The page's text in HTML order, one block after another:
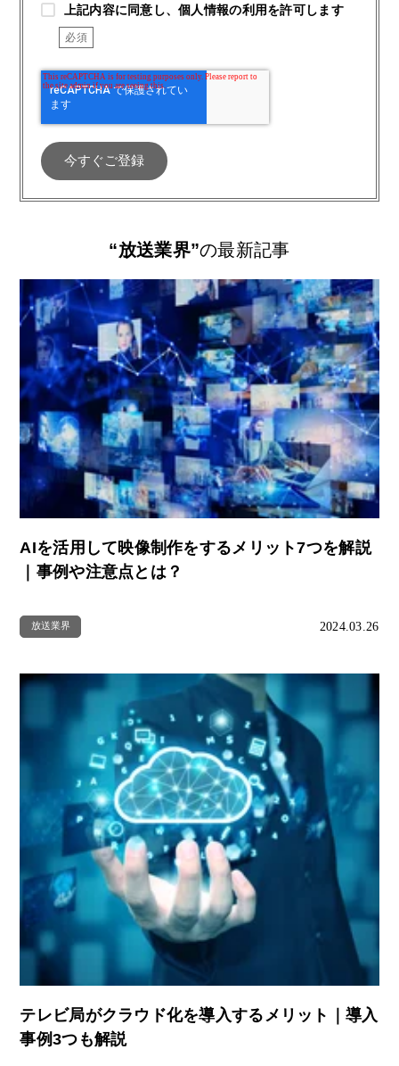
上記内容に同意し、個人情報の利用を許可します
“放送業界”の最新記事
AIを活用して映像制作をするメリット7つを解説
｜事例や注意点とは？
放送業界 2024.03.26
テレビ局がクラウド化を導入するメリット｜導入
事例3つも解説